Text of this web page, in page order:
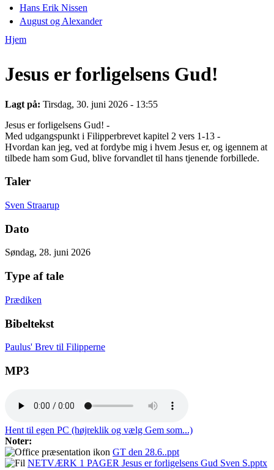
Hans Erik Nissen
August og Alexander
Hjem
Jesus er forligelsens Gud!
Lagt på: Tirsdag, 30. juni 2026 - 13:55
Jesus er forligelsens Gud! -
Med udgangspunkt i Filipperbrevet kapitel 2 vers 1-13 -
Hvordan kan jeg, ved at fordybe mig i hvem Jesus er, og igennem at
tilbede ham som Gud, blive forvandlet til hans tjenende forbillede.
Taler
Sven Straarup
Dato
Søndag, 28. juni 2026
Type af tale
Prædiken
Bibeltekst
Paulus' Brev til Filipperne
MP3
Hent til egen PC (højreklik og vælg Gem som...)
Noter:
GT den 28.6..ppt
NETVÆRK 1 PAGER Jesus er forligelsens Gud Sven S.pptx